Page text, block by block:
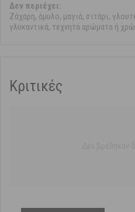
Δεν περιέχει:
Ζάχαρη, άμυλο, μαγιά, σιτάρι,
γλυκαντικά, τεχνητά αρώματα ή
Κριτικές